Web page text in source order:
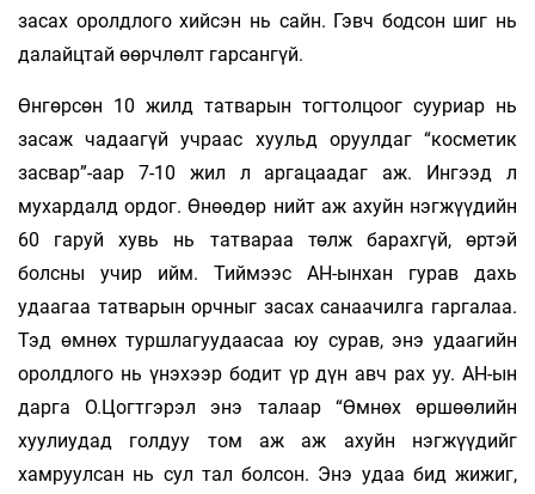
засах оролдлого хийсэн нь сайн. Гэвч бодсон шиг нь
далайцтай өөрчлөлт гарсангүй.
Өнгөрсөн 10 жилд татварын тогтолцоог сууриар нь
засаж чадаа­гүй учраас хуульд оруулдаг “косметик
засвар”-аар 7-10 жил л аргацаадаг аж. Ингээд л
мухардалд ордог. Өнөөдөр нийт аж ахуйн нэгжүүдийн
60 гаруй хувь нь татвараа төлж барахгүй, өртэй
болсны учир ийм. Тиймээс АН-ынхан гурав дахь
удаагаа татварын орчныг засах санаачилга гаргалаа.
Тэд өмнөх туршлагуудаасаа юу сурав, энэ удаагийн
оролдлого нь үнэхээр бодит үр дүн авч­ рах уу. АН-ын
дарга О.Цогтгэрэл энэ талаар “Өмнөх өршөөлийн
хуулиудад голдуу том аж аж ахуйн нэгжүүдийг
хамруулсан нь сул тал болсон. Энэ удаа бид жижиг,